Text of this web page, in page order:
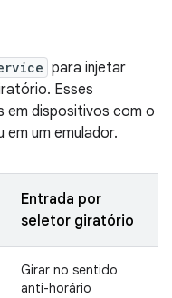
para injetar
Esses
em dispositivos com o
em um emulador.
Entrada por
seletor giratório
Girar no sentido
anti-horário